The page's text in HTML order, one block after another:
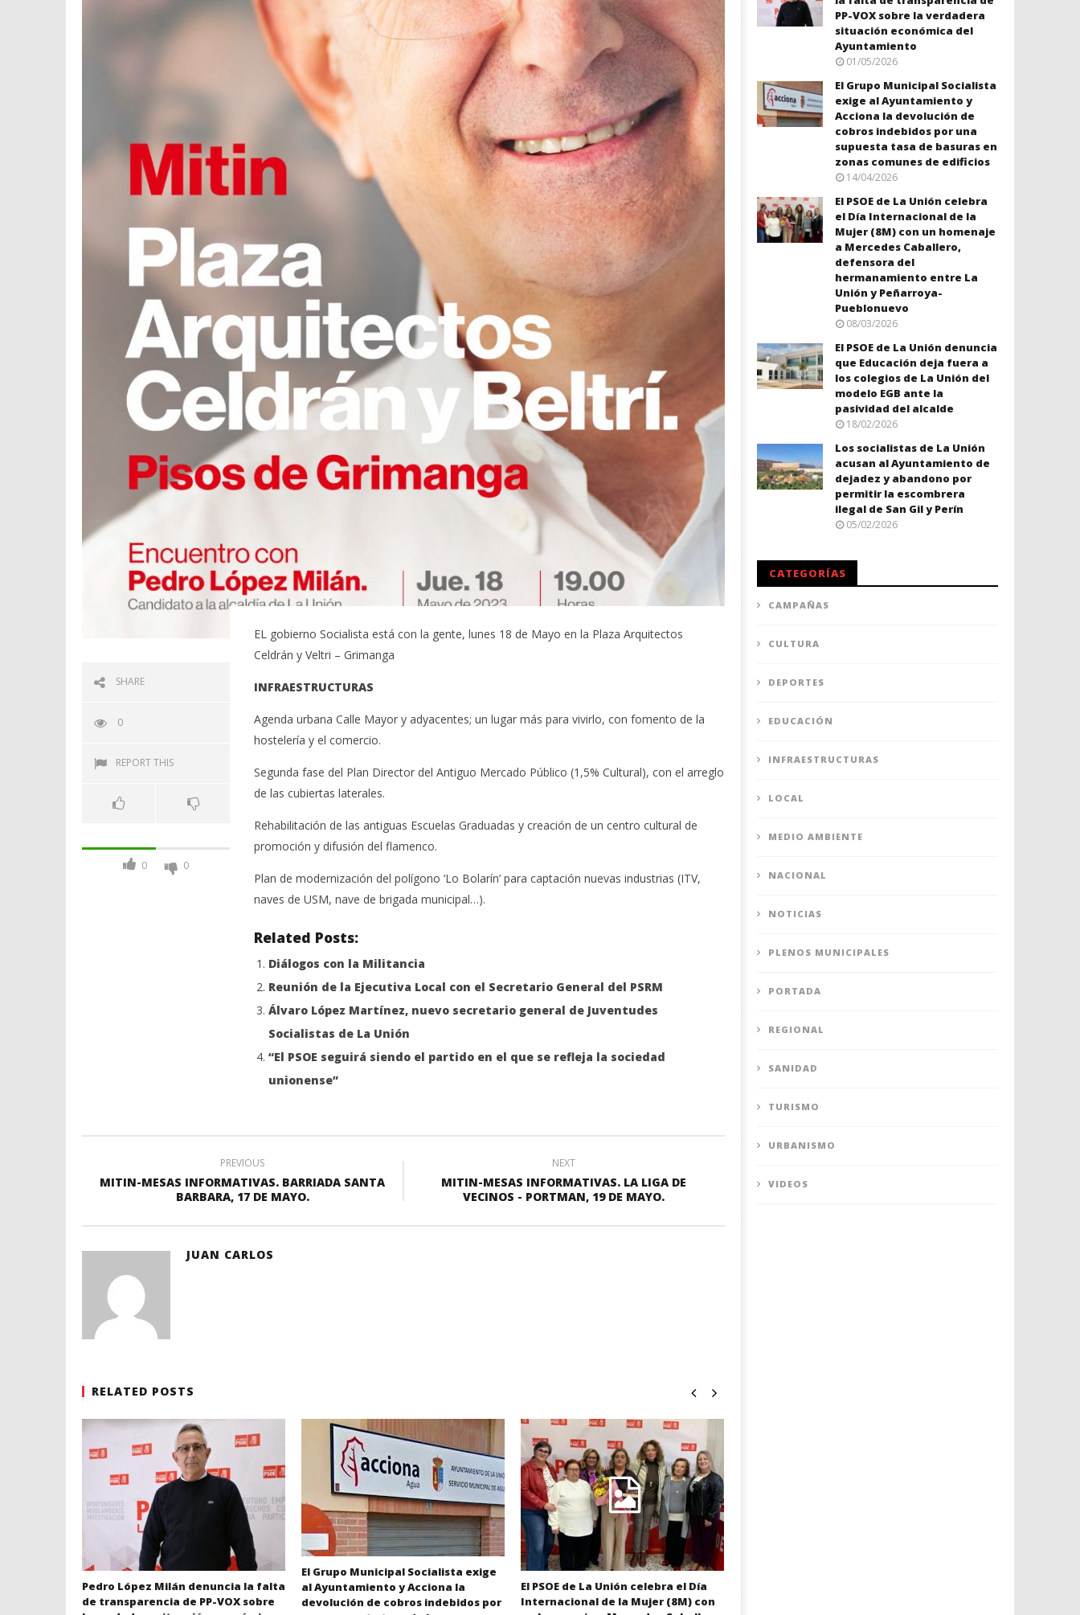
SHARE
0
REPORT THIS
0 0
EL gobierno Socialista está con la gente, lunes 18 de Mayo en la Plaza Arquitectos
Celdrán y Veltri – Grimanga
INFRAESTRUCTURAS
Agenda urbana Calle Mayor y adyacentes; un lugar más para vivirlo, con fomento de la
hostelería y el comercio.
Segunda fase del Plan Director del Antiguo Mercado Público (1,5% Cultural), con el arreglo
de las cubiertas laterales.
Rehabilitación de las antiguas Escuelas Graduadas y creación de un centro cultural de
promoción y difusión del flamenco.
Plan de modernización del polígono ‘Lo Bolarín’ para captación nuevas industrias (ITV,
naves de USM, nave de brigada municipal…).
Related Posts:
Diálogos con la Militancia
Reunión de la Ejecutiva Local con el Secretario General del PSRM
Álvaro López Martínez, nuevo secretario general de Juventudes
Socialistas de La Unión
“El PSOE seguirá siendo el partido en el que se refleja la sociedad
unionense”
PREVIOUS
MITIN-MESAS INFORMATIVAS. BARRIADA SANTA
BARBARA, 17 DE MAYO.
NEXT
MITIN-MESAS INFORMATIVAS. LA LIGA DE
VECINOS - PORTMAN, 19 DE MAYO.
JUAN CARLOS
RELATED POSTS
Pedro López Milán denuncia la falta
de transparencia de PP-VOX sobre
El Grupo Municipal Socialista exige
al Ayuntamiento y Acciona la
devolución de cobros indebidos por
El PSOE de La Unión celebra el Día
Internacional de la Mujer (8M) con
PP-VOX sobre la verdadera
situación económica del
Ayuntamiento
01/05/2026
El Grupo Municipal Socialista
exige al Ayuntamiento y
Acciona la devolución de
cobros indebidos por una
supuesta tasa de basuras en
zonas comunes de edificios
14/04/2026
El PSOE de La Unión celebra
el Día Internacional de la
Mujer (8M) con un homenaje
a Mercedes Caballero,
defensora del
hermanamiento entre La
Unión y Peñarroya-
Pueblonuevo
08/03/2026
El PSOE de La Unión denuncia
que Educación deja fuera a
los colegios de La Unión del
modelo EGB ante la
pasividad del alcalde
18/02/2026
Los socialistas de La Unión
acusan al Ayuntamiento de
dejadez y abandono por
permitir la escombrera
ilegal de San Gil y Perín
05/02/2026
CATEGORÍAS
CAMPAÑAS
CULTURA
DEPORTES
EDUCACIÓN
INFRAESTRUCTURAS
LOCAL
MEDIO AMBIENTE
NACIONAL
NOTICIAS
PLENOS MUNICIPALES
PORTADA
REGIONAL
SANIDAD
TURISMO
URBANISMO
VIDEOS